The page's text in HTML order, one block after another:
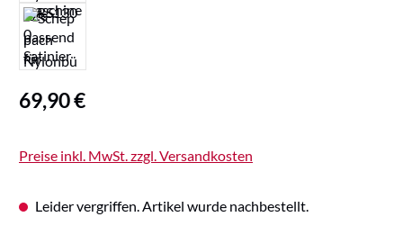
Regulärer Preis:
69,90 €
Preise inkl. MwSt. zzgl. Versandkosten
Leider vergriffen. Artikel wurde nachbestellt.